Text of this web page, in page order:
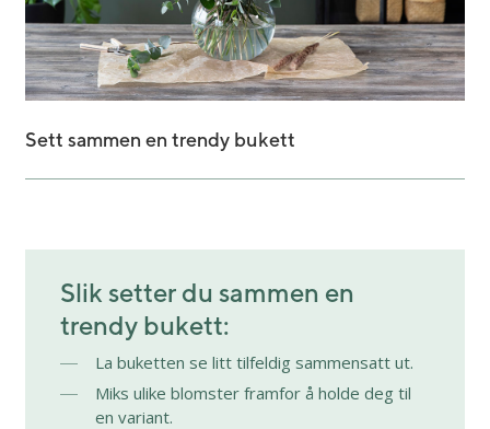
Sett sammen en trendy bukett
Slik setter du sammen en
trendy bukett:
La buketten se litt tilfeldig sammensatt ut.
Miks ulike blomster framfor å holde deg til
en variant.